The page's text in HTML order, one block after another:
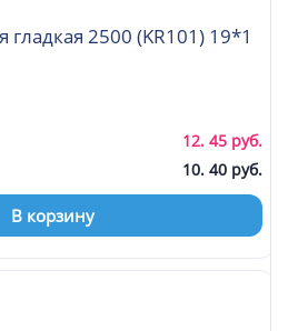
Кромка ПВХ белая гладкая 2500 (KR101) 19*1
12. 45 руб.
10. 40 руб.
В корзину